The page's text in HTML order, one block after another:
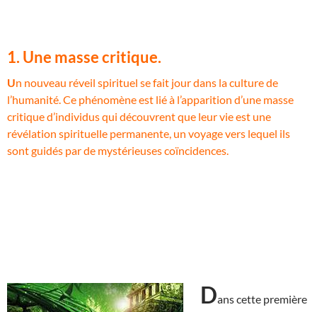
1. Une masse critique.
Un nouveau réveil spirituel se fait jour dans la culture de
l’humanité. Ce phénomène est lié à l’apparition d’une masse
critique d’individus qui découvrent que leur vie est une
révélation spirituelle permanente, un voyage vers lequel ils
sont guidés par de mystérieuses coïncidences.
Dans cette première